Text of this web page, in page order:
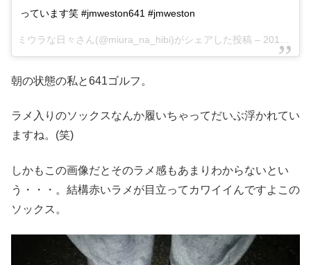
っています笑 #jmweston641 #jmweston
ミウラな日々さん(@miura_na_hibi)がシェアした投稿 – 2017 8月 8 4:38午後 PDT
朝の状態の私と641ゴルフ。
ラメ入りのソックスなんか履いちゃってだいぶ浮かれてい
ますね。(笑)
しかもこの画像だとそのラメ感もあまりわからないとい
う・・・。結構赤いラメが目立ってカワイイんですよこの
ソックス。